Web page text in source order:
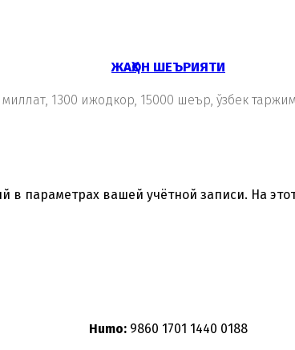
ЖАҲОН ШЕЪРИЯТИ
миллат, 1300 ижодкор, 15000 шеър, ўзбек
в параметрах вашей учётной записи. На
Humo: 9860 1701 1440 0188